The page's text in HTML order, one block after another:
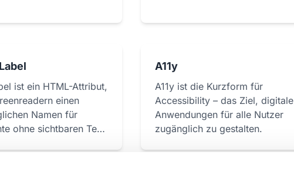
ist ein HTML-Attribut,
einen
Namen für
ohne sichtbaren Text
A11y
A11y ist die Kurzform für
Accessibility – das Ziel, digitale
Anwendungen für alle Nutzer
zugänglich zu gestalten.